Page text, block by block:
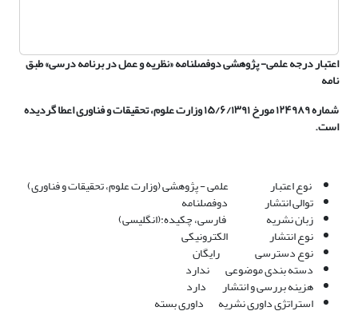
اعتبار درجه علمی- پژوهشی دوفصلنامه «نظریه و عمل در برنامه درسی» طبق
نامه
شماره ۱۲۴۹۸۹ مورخ ۱۵/۶/۱۳۹۱ وزارت علوم، تحقیقات و فناوری اعطا گردیده
است.
نوع اعتبار علمی - پژوهشی (وزارت علوم، تحقیقات و فناوری)
توالی انتشار دوفصلنامه
زبان نشریه فارسی، چکیده:(انگلیسی)
نوع انتشار الکترونیکی
نوع دسترسی رایگان
دسته بندی موضوعی ندارد
هزینه بررسی و انتشار دارد
استراتژی داوری نشریه داوری بسته